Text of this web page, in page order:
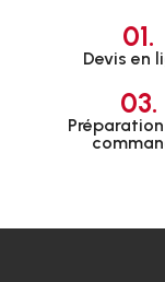
01.
Devis en
03.